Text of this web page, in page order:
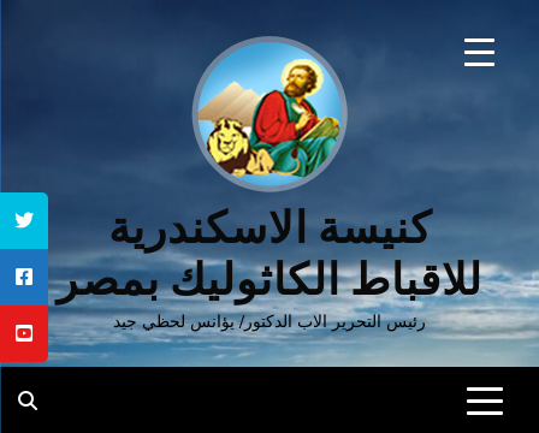
كنيسة الاسكندرية
للاقباط الكاثوليك بمصر
رئيس التحرير الاب الدكتور/ يؤانس لحظي جيد